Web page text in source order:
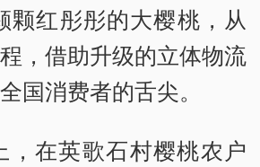
颗红彤彤的大樱桃，从
，借助升级的立体物流
国消费者的舌尖。
，在英歌石村樱桃农户